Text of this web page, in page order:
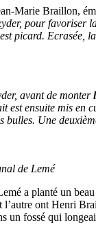
Marie Braillon,
pour favoriser
picard. Ecrasée,
avant de monter
est ensuite mis en
bulles. Une
de Lemé
a planté un
ont Henri
un fossé qui